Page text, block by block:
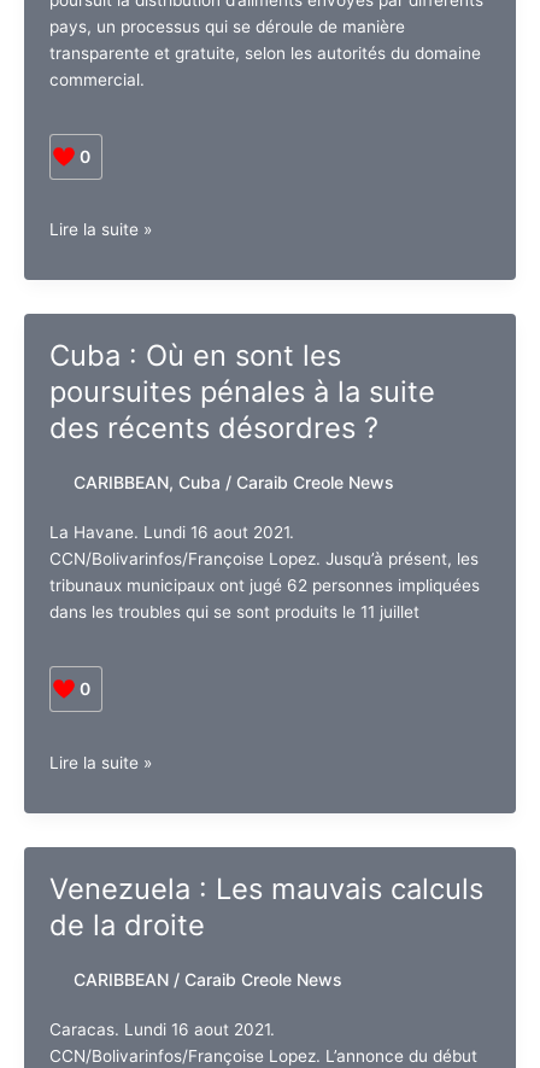
pays, un processus qui se déroule de manière
transparente et gratuite, selon les autorités du domaine
commercial.
0
Cuba
Poursuite
distribution
gratuite
de
denrées
Lire la suite »
Cuba : Où en sont les
poursuites pénales à la suite
des récents désordres ?
CARIBBEAN, Cuba / Caraib Creole News
La Havane. Lundi 16 aout 2021.
CCN/Bolivarinfos/Françoise Lopez. Jusqu’à présent, les
tribunaux municipaux ont jugé 62 personnes impliquées
dans les troubles qui se sont produits le 11 juillet
0
Cuba
Où
les
poursuites
suite
des
Lire la suite »
Venezuela : Les mauvais calculs
de la droite
CARIBBEAN/ Caraib Creole News
Caracas. Lundi 16 aout 2021.
CCN/Bolivarinfos/Françoise Lopez. L’annonce du début